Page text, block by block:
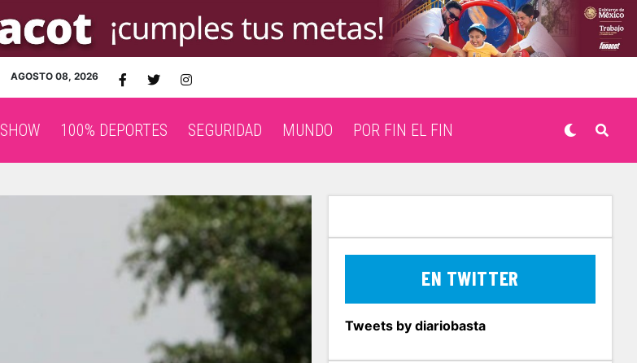
AGOSTO 08, 2026
SHOW 100% DEPORTES SEGURIDAD MUNDO POR FIN EL FIN
EN TWITTER
Tweets by diariobasta